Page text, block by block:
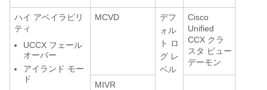
ハイ アベイラビリ
ティ
UCCX フェール
オーバー
アイランド モー
ド
MCVD
デフ
ォル
ト ロ
グ レ
ベル
Cisco
Unified
CCX クラ
スタ ビュー
デーモン
MIVR